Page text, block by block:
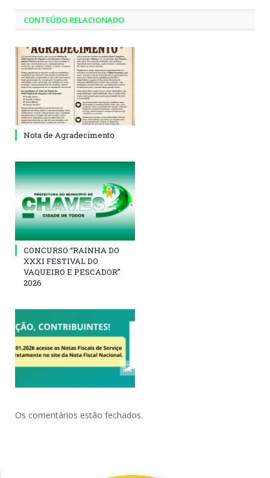
CONTEÚDO RELACIONADO
Nota de Agradecimento
CONCURSO “RAINHA DO
XXXI FESTIVAL DO
VAQUEIRO E PESCADOR”
2026
Os comentários estão fechados.